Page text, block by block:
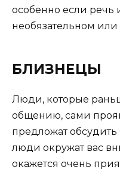
особенно если речь
необязательном или
БЛИЗНЕЦЫ
Люди, которые
общению, сами
предложат
люди окружат вас
окажется очень